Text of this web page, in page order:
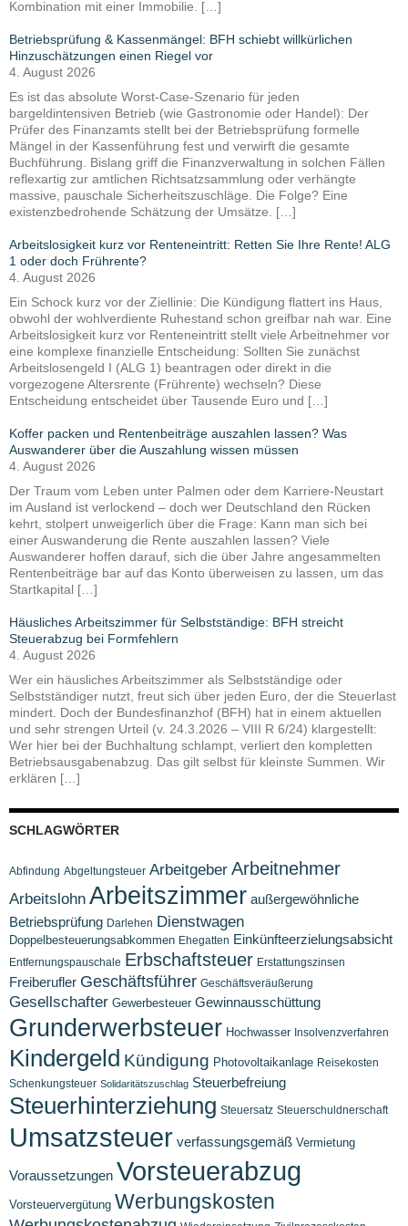
Kombination mit einer Immobilie. […]
Betriebsprüfung & Kassenmängel: BFH schiebt willkürlichen
Hinzuschätzungen einen Riegel vor
4. August 2026
Es ist das absolute Worst-Case-Szenario für jeden
bargeldintensiven Betrieb (wie Gastronomie oder Handel): Der
Prüfer des Finanzamts stellt bei der Betriebsprüfung formelle
Mängel in der Kassenführung fest und verwirft die gesamte
Buchführung. Bislang griff die Finanzverwaltung in solchen Fällen
reflexartig zur amtlichen Richtsatzsammlung oder verhängte
massive, pauschale Sicherheitszuschläge. Die Folge? Eine
existenzbedrohende Schätzung der Umsätze. […]
Arbeitslosigkeit kurz vor Renteneintritt: Retten Sie Ihre Rente! ALG
1 oder doch Frührente?
4. August 2026
Ein Schock kurz vor der Ziellinie: Die Kündigung flattert ins Haus,
obwohl der wohlverdiente Ruhestand schon greifbar nah war. Eine
Arbeitslosigkeit kurz vor Renteneintritt stellt viele Arbeitnehmer vor
eine komplexe finanzielle Entscheidung: Sollten Sie zunächst
Arbeitslosengeld I (ALG 1) beantragen oder direkt in die
vorgezogene Altersrente (Frührente) wechseln? Diese
Entscheidung entscheidet über Tausende Euro und […]
Koffer packen und Rentenbeiträge auszahlen lassen? Was
Auswanderer über die Auszahlung wissen müssen
4. August 2026
Der Traum vom Leben unter Palmen oder dem Karriere-Neustart
im Ausland ist verlockend – doch wer Deutschland den Rücken
kehrt, stolpert unweigerlich über die Frage: Kann man sich bei
einer Auswanderung die Rente auszahlen lassen? Viele
Auswanderer hoffen darauf, sich die über Jahre angesammelten
Rentenbeiträge bar auf das Konto überweisen zu lassen, um das
Startkapital […]
Häusliches Arbeitszimmer für Selbstständige: BFH streicht
Steuerabzug bei Formfehlern
4. August 2026
Wer ein häusliches Arbeitszimmer als Selbstständige oder
Selbstständiger nutzt, freut sich über jeden Euro, der die Steuerlast
mindert. Doch der Bundesfinanzhof (BFH) hat in einem aktuellen
und sehr strengen Urteil (v. 24.3.2026 – VIII R 6/24) klargestellt:
Wer hier bei der Buchhaltung schlampt, verliert den kompletten
Betriebsausgabenabzug. Das gilt selbst für kleinste Summen. Wir
erklären […]
SCHLAGWÖRTER
Abfindung Abgeltungsteuer Arbeitgeber Arbeitnehmer
Arbeitslohn Arbeitszimmer außergewöhnliche
Betriebsprüfung Darlehen Dienstwagen
Doppelbesteuerungsabkommen Ehegatten Einkünfteerzielungsabsicht
Entfernungspauschale Erbschaftsteuer Erstattungszinsen
Freiberufler Geschäftsführer Geschäftsveräußerung
Gesellschafter Gewerbesteuer Gewinnausschüttung
Grunderwerbsteuer Hochwasser Insolvenzverfahren
Kindergeld Kündigung Photovoltaikanlage Reisekosten
Schenkungsteuer Solidaritätszuschlag Steuerbefreiung
Steuerhinterziehung Steuersatz Steuerschuldnerschaft
Umsatzsteuer verfassungsgemäß Vermietung
Voraussetzungen Vorsteuerabzug
Vorsteuervergütung Werbungskosten